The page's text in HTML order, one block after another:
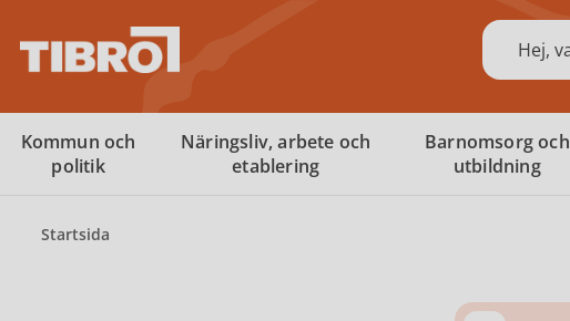
Sök
Kommun och
politik
Näringsliv, arbete och
etablering
Barnomsorg och
utbildning
Startsida